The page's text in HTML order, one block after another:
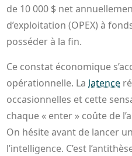
de 10 000 $ net
d’exploitation (OPEX) à
posséder à la fin.
Ce constat économique
opérationnelle. Lalatence
occasionnelles et cette
chaque « enter » coûte de
On hésite avant de lancer
l’intelligence. C’est